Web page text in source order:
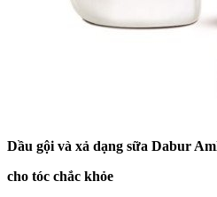
Dầu gội và xả dạng sữa Dabur
cho tóc chắc khỏe